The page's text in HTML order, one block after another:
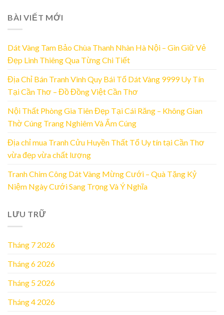
BÀI VIẾT MỚI
Dát Vàng Tam Bảo Chùa Thanh Nhàn Hà Nội – Gìn Giữ Vẻ
Đẹp Linh Thiêng Qua Từng Chi Tiết
Địa Chỉ Bán Tranh Vinh Quy Bái Tổ Dát Vàng 9999 Uy Tín
Tại Cần Thơ – Đồ Đồng Việt Cần Thơ
Nội Thất Phòng Gia Tiên Đẹp Tại Cái Răng – Không Gian
Thờ Cúng Trang Nghiêm Và Ấm Cúng
Địa chỉ mua Tranh Cửu Huyền Thất Tổ Uy tín tại Cần Thơ
vừa đẹp vừa chất lượng
Tranh Chim Công Dát Vàng Mừng Cưới – Quà Tặng Kỷ
Niệm Ngày Cưới Sang Trọng Và Ý Nghĩa
LƯU TRỮ
Tháng 7 2026
Tháng 6 2026
Tháng 5 2026
Tháng 4 2026